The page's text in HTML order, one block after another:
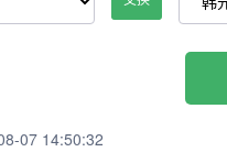
07 14:50:32